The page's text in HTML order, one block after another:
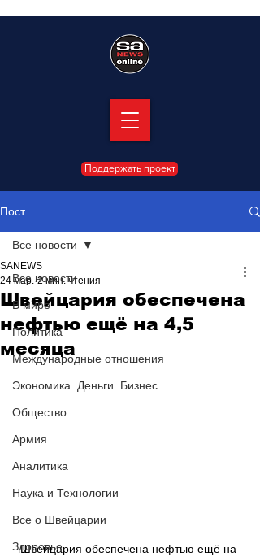
Поддержать проект
Пост
Все новости
В мире
Политика
Международные отношения
Экономика. Деньги. Бизнес
Общество
Армия
Аналитика
Наука и Технологии
Все о Швейцарии
Здоровье
Все новости
Швейцария обеспечена
нефтью ещё на 4,5
месяца
SANEWS
24 мар. 2 мин. чтения
Швейцария обеспечена нефтью ещё на